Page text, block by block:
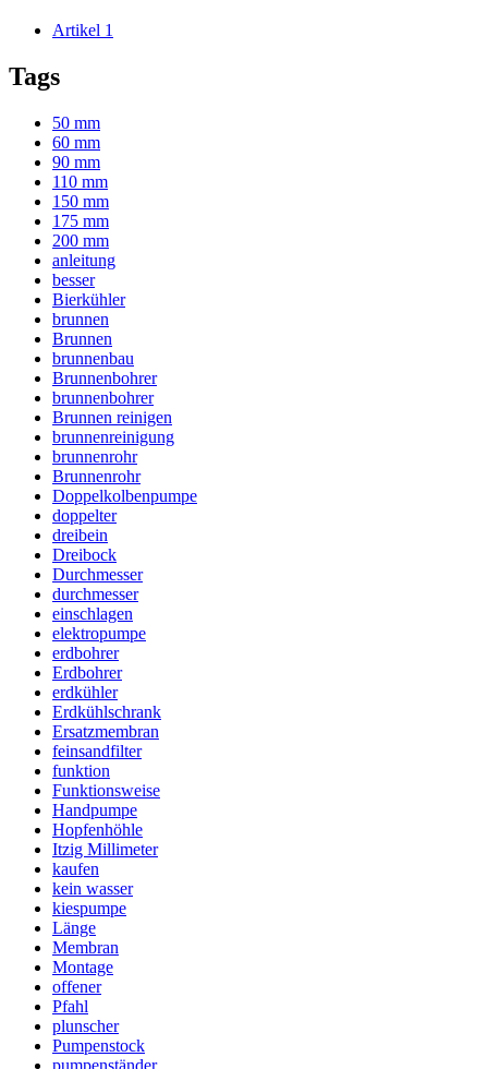
Artikel 1
Tags
50 mm
60 mm
90 mm
110 mm
150 mm
175 mm
200 mm
anleitung
besser
Bierkühler
brunnen
Brunnen
brunnenbau
Brunnenbohrer
brunnenbohrer
Brunnen reinigen
brunnenreinigung
brunnenrohr
Brunnenrohr
Doppelkolbenpumpe
doppelter
dreibein
Dreibock
Durchmesser
durchmesser
einschlagen
elektropumpe
erdbohrer
Erdbohrer
erdkühler
Erdkühlschrank
Ersatzmembran
feinsandfilter
funktion
Funktionsweise
Handpumpe
Hopfenhöhle
Itzig Millimeter
kaufen
kein wasser
kiespumpe
Länge
Membran
Montage
offener
Pfahl
plunscher
Pumpenstock